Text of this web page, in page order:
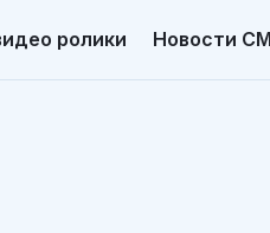
ролики Новости